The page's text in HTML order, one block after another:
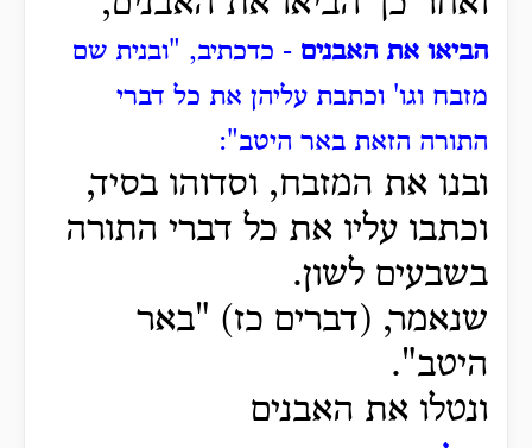
הביאו את האבנים - כדכתיב, "ובנית שם
מזבח וגו' וכתבת עליהן את כל דברי
התורה הזאת באר היטב":
ובנו את המזבח, וסדוהו בסיד,
וכתבו עליו את כל דברי התורה
בשבעים לשון.
שנאמר, (דברים כז) "באר
היטב".
ונטלו את האבנים